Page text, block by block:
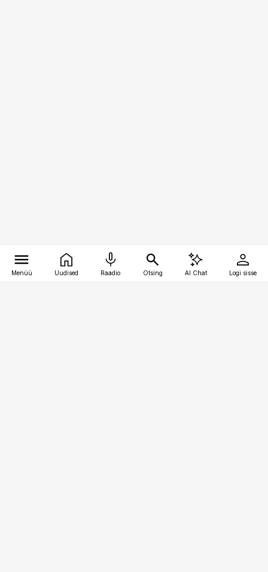
Menüü Uudised Raadio Otsing AI Chat Logi sisse